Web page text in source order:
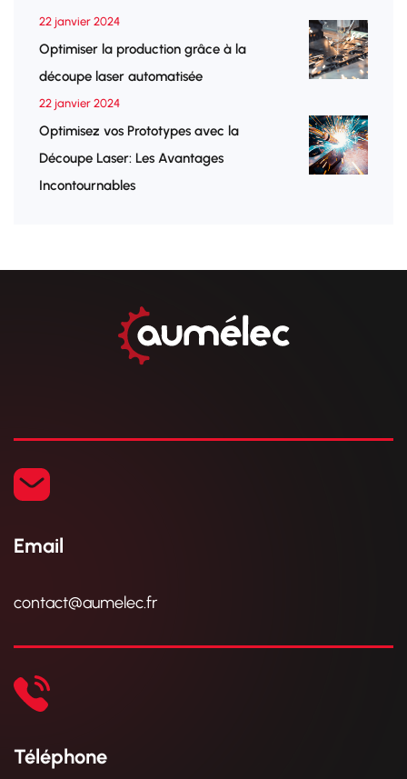
22 janvier 2024
Optimiser la production grâce à la
découpe laser automatisée
22 janvier 2024
Optimisez vos Prototypes avec la
Découpe Laser: Les Avantages
Incontournables
Email
contact@aumelec.fr
Téléphone